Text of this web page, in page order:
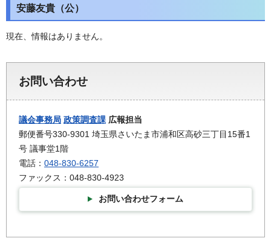
安藤友貴（公）
現在、情報はありません。
お問い合わせ
議会事務局 政策調査課 広報担当
郵便番号330-9301 埼玉県さいたま市浦和区高砂三丁目15番1
号 議事堂1階
電話： 048-830-6257
ファックス：048-830-4923
お問い合わせフォーム